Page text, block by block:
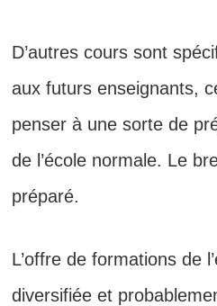
D’autres cours sont
aux futurs enseignants,
penser à une sorte de
de l’école normale. Le
préparé.
L’offre de formations de
diversifiée et